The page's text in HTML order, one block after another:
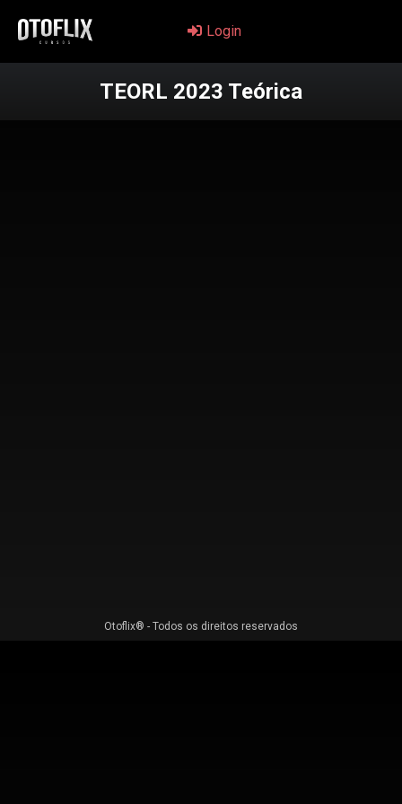
Login
TEORL 2023 Teórica
Otoflix® - Todos os direitos reservados